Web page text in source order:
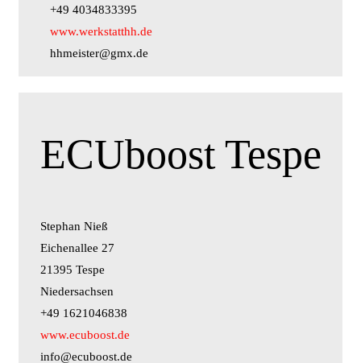
+49 4034833395
www.werkstatthh.de
hhmeister@gmx.de
ECUboost Tespe
Stephan Nieß
Eichenallee 27
21395 Tespe
Niedersachsen
+49 1621046838
www.ecuboost.de
info@ecuboost.de